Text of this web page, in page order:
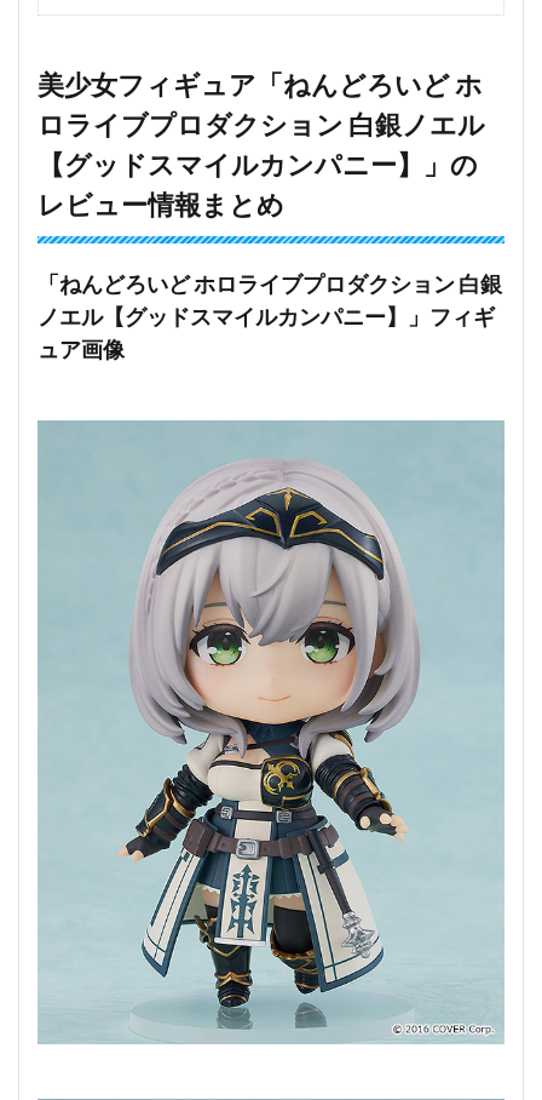
美少女フィギュア「ねんどろいど ホ
ロライブプロダクション 白銀ノエル
【グッドスマイルカンパニー】」の
レビュー情報まとめ
「ねんどろいど ホロライブプロダクション 白銀
ノエル【グッドスマイルカンパニー】」フィギ
ュア画像